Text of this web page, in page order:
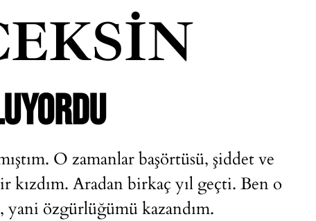
O zamanlar başörtüsü, şiddet ve
kızdım. Aradan birkaç yıl geçti. Ben o
yani özgürlüğümü kazandım.